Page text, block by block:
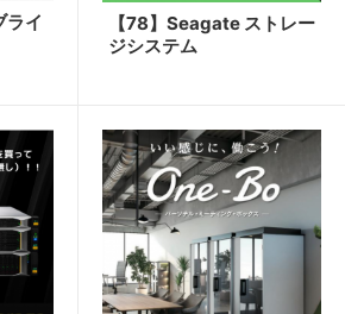
ライ
【78】Seagate ストレー
ジシステム